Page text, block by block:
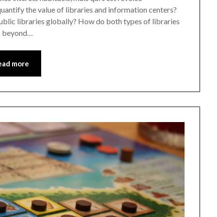
the value of libraries and information centers?
libraries globally? How do both types of libraries
beyond…
more